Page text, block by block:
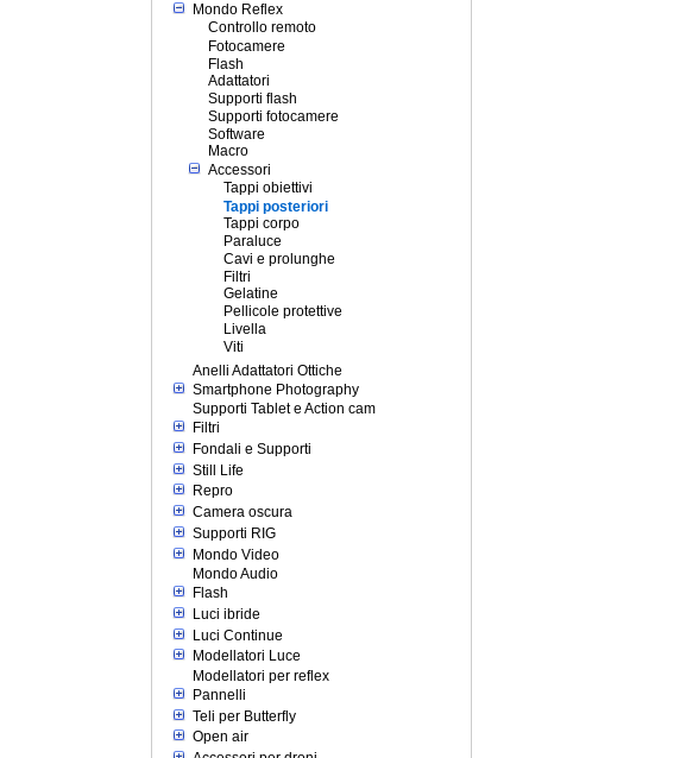
Mondo Reflex
Controllo remoto
Fotocamere
Flash
Adattatori
Supporti flash
Supporti fotocamere
Software
Macro
Accessori
Tappi obiettivi
Tappi posteriori
Tappi corpo
Paraluce
Cavi e prolunghe
Filtri
Gelatine
Pellicole protettive
Livella
Viti
Anelli Adattatori Ottiche
Smartphone Photography
Supporti Tablet e Action cam
Filtri
Fondali e Supporti
Still Life
Repro
Camera oscura
Supporti RIG
Mondo Video
Mondo Audio
Flash
Luci ibride
Luci Continue
Modellatori Luce
Modellatori per reflex
Pannelli
Teli per Butterfly
Open air